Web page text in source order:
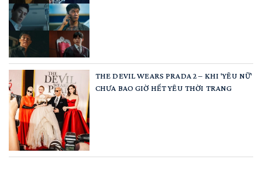
THE DEVIL WEARS PRADA 2 – KHI 'YÊU NỮ'
CHƯA BAO GIỜ HẾT YÊU THỜI TRANG